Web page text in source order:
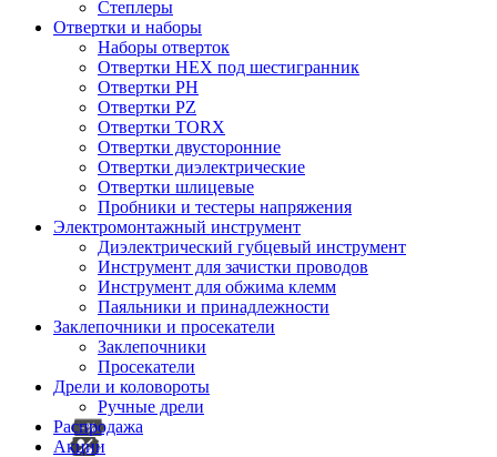
Степлеры
Отвертки и наборы
Наборы отверток
Отвертки HEX под шестигранник
Отвертки PH
Отвертки PZ
Отвертки TORX
Отвертки двусторонние
Отвертки диэлектрические
Отвертки шлицевые
Пробники и тестеры напряжения
Электромонтажный инструмент
Диэлектрический губцевый инструмент
Инструмент для зачистки проводов
Инструмент для обжима клемм
Паяльники и принадлежности
Заклепочники и просекатели
Заклепочники
Просекатели
Дрели и коловороты
Ручные дрели
Распродажа
Акции